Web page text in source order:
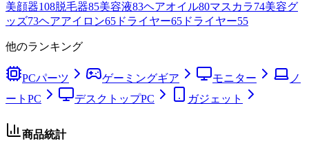
美顔器108脱毛器85美容液83ヘアオイル80マスカラ74美容グ
ッズ73ヘアアイロン65 ドライヤー65 ドライヤー55
他のランキング
PCパーツ ゲーミングギア モニター
ノ
ートPC
デスクトップPC ガジェット
商品統計